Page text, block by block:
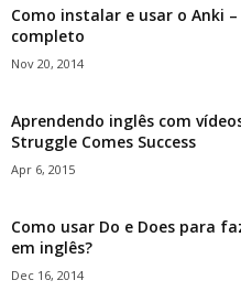
Como instalar e usar o Anki
completo
Nov 20, 2014
Aprendendo inglês com
Struggle Comes Success
Apr 6, 2015
Como usar Do e Does para
em inglês?
Dec 16, 2014